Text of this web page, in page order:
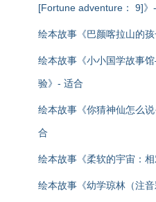
[Fortune adventure： 9]》
绘本故事《巴颜喀拉山的
绘本故事《小小国学故事
验》- 适合
绘本故事《你猜神仙怎么
合
绘本故事《柔软的宇宙：
绘本故事《幼学琼林（注